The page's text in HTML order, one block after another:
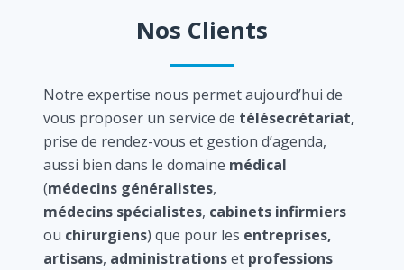
Nos Clients
Notre expertise nous permet aujourd’hui de
vous proposer un service de télésecrétariat,
prise de rendez-vous et gestion d’agenda,
aussi bien dans le domaine médical
(médecins généralistes,
médecins spécialistes, cabinets infirmiers
ou chirurgiens) que pour les entreprises,
artisans, administrationset professions